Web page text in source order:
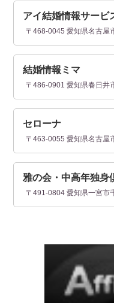
アイ結婚情報サービ
〒468-0045 愛知県名古屋
結婚情報ミマ
〒486-0901 愛知県春日井
セローナ
〒463-0055 愛知県名古屋
雅の会・中高年独身
〒491-0804 愛知県一宮市